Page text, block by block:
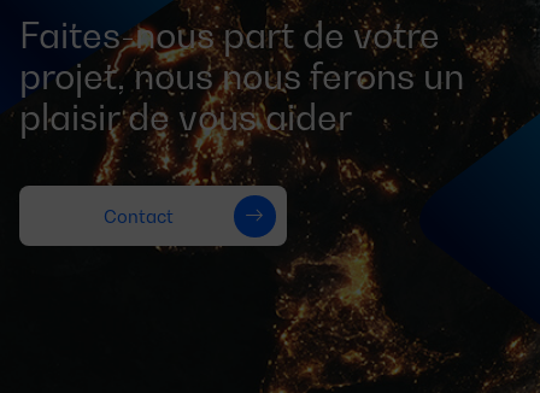
Faites-nous part de votre
projet, nous nous ferons un
plaisir de vous aider
Contact